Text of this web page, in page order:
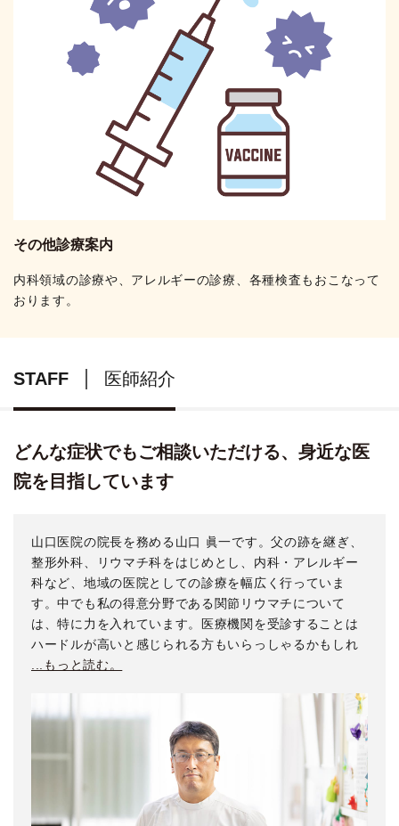
その他診療案内
内科領域の診療や、アレルギーの診療、各種検査もおこなって
おります。
STAFF 医師紹介
どんな症状でもご相談いただける、身近な医
院を目指しています
山口医院の院長を務める山口 眞一です。父の跡を継ぎ、
整形外科、リウマチ科をはじめとし、内科・アレルギー
科など、地域の医院としての診療を幅広く行っていま
す。中でも私の得意分野である関節リウマチについて
は、特に力を入れています。医療機関を受診することは
ハードルが高いと感じられる方もいらっしゃるかもしれ
...もっと読む。